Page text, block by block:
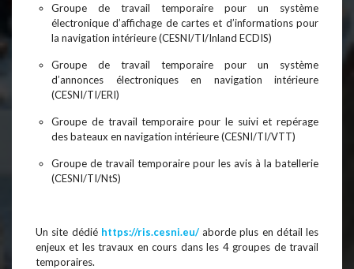
Groupe de travail temporaire pour un système
électronique d’affichage de cartes et d’informations pour
la navigation intérieure (CESNI/TI/Inland ECDIS)
Groupe de travail temporaire pour un système
d’annonces électroniques en navigation intérieure
(CESNI/TI/ERI)
Groupe de travail temporaire pour le suivi et repérage
des bateaux en navigation intérieure (CESNI/TI/VTT)
Groupe de travail temporaire pour les avis à la batellerie
(CESNI/TI/NtS)
Un site dédié https://ris.cesni.eu/aborde plus en détail les
enjeux et les travaux en cours dans les 4 groupes de travail
temporaires.